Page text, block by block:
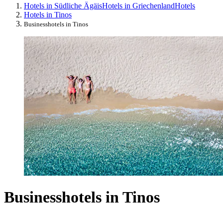
Hotels in Südliche ÄgäisHotels in GriechenlandHotels
Hotels in Tinos
Businesshotels in Tinos
Businesshotels in Tinos